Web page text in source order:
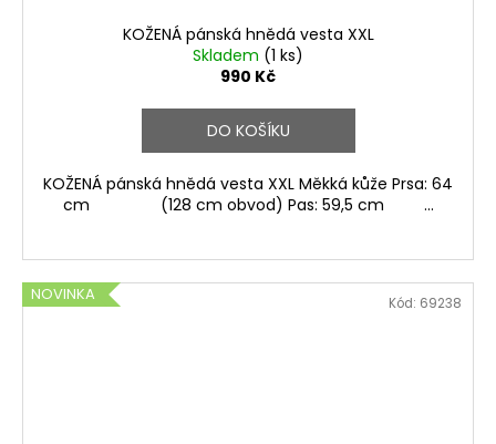
KOŽENÁ pánská hnědá vesta XXL
Skladem (1 ks)
990 Kč
DO KOŠÍKU
KOŽENÁ pánská hnědá vesta XXL Měkká kůže Prsa: 64
cm (128 cm obvod) Pas: 59,5 cm ...
NOVINKA Kód: 69238